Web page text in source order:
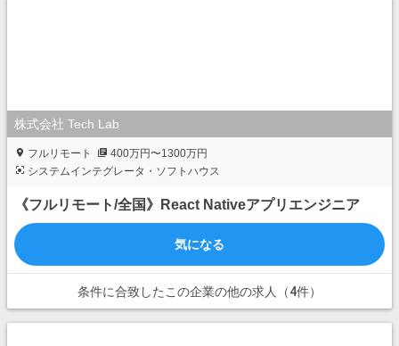
株式会社 Tech Lab
フルリモート
400万円〜1300万円
システムインテグレータ・ソフトハウス
《フルリモート/全国》React Nativeアプリエンジニア
気になる
条件に合致したこの企業の他の求人（4件）